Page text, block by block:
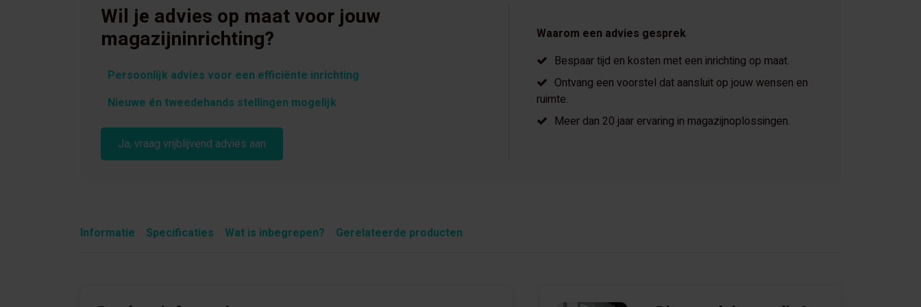
Wil je advies op maat voor jouw
magazijninrichting?
Persoonlijk advies voor een efficiënte inrichting
Nieuwe én tweedehands stellingen mogelijk
Ja, vraag vrijblijvend advies aan
Waarom een advies gesprek
Bespaar tijd en kosten met een inrichting op maat.
Ontvang een voorstel dat aansluit op jouw wensen en
ruimte.
Meer dan 20 jaar ervaring in magazijnoplossingen.
Informatie Specificaties Wat is inbegrepen? Gerelateerde producten